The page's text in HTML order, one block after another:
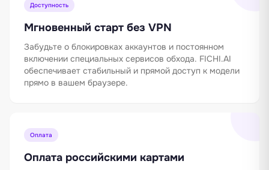
Доступность
Мгновенный старт без VPN
Забудьте о блокировках аккаунтов и постоянном
включении специальных сервисов обхода. FICHI.AI
обеспечивает стабильный и прямой доступ к модели
прямо в вашем браузере.
Оплата
Оплата российскими картами